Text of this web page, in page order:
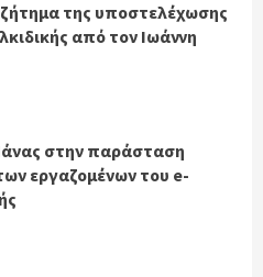
της υποστελέχωσης
από τον Ιωάννη
στην παράσταση
εργαζομένων του e-